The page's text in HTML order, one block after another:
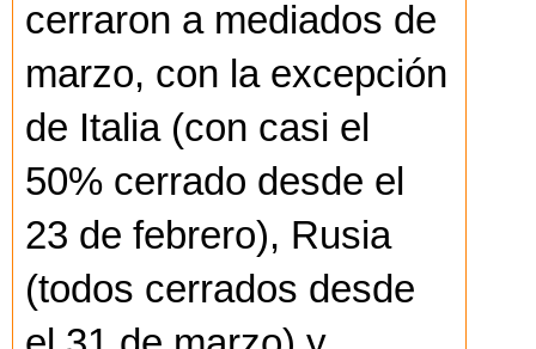
cerraron a mediados de
marzo, con la excepción
de Italia (con casi el
50% cerrado desde el
23 de febrero), Rusia
(todos cerrados desde